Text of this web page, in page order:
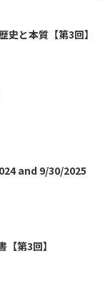
史と本質【第3回】
and 9/30/2025
第3回】